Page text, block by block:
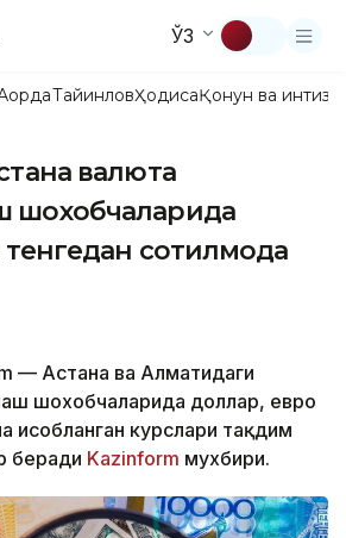
ЎЗ
ТайинловҲодисаҚонун ва
валюта
шохобчаларида
тенгедан сотилмоқда
— Астана ва Алматидаги
шохобчаларида доллар, евро
ҳисобланган курслари тақдим
беради Kazinform мухбири.